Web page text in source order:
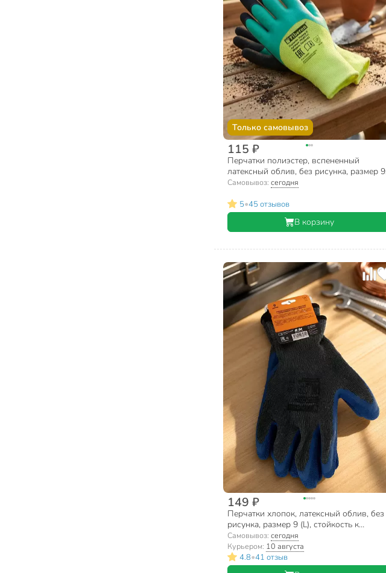
Только самовывоз
115 ₽
Перчатки полиэстер, вспененный
латексный облив, без рисунка, размер 9
(L), разноцветные, Fiberon, европодвес
Самовывоз: сегодня
5•45 отзывов
В корзину
149 ₽
Перчатки хлопок, латексный облив, без
рисунка, размер 9 (L), стойкость к
нагрузкам при тяжелых работах, Fiberon,
европодвес
Самовывоз: сегодня
Курьером: 10 августа
4.8•41 отзыв